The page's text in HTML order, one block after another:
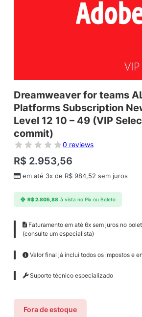
Dreamweaver for teams
Platforms Subscription
Level 12 10 – 49 (VIP
commit)
0 reviews
R$ 2.953,56
em até 3x de R$ 984,52 sem juros
R$2.805,88 à vista no Pix ou Boleto
Faturamento em até 6x sem juros no
(consulte um especialista)
Valor final já inclui todos os impostos e
Suporte técnico especializado
Fora de estoque